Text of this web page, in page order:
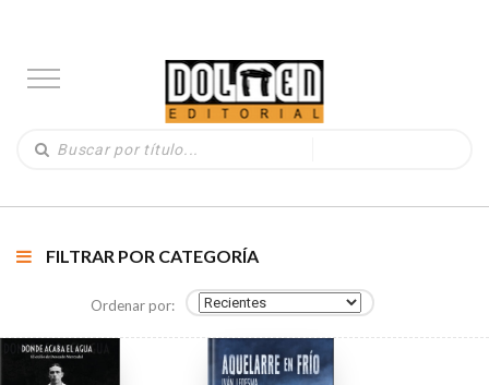
FILTRAR POR CATEGORÍA
Ordenar por: